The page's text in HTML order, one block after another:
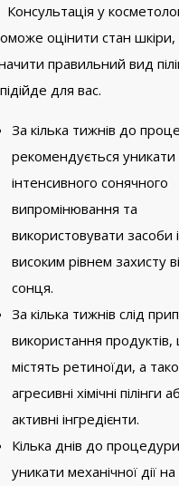
у
оцінити стан шкіри,
правильний вид
для вас.
За кілька тижнів до
рекомендується уникати
інтенсивного сонячного
випромінювання та
використовувати засоби
високим рівнем захисту
сонця.
За кілька тижнів слід
використання
містять ретиноїди, а
агресивні хімічні пілінги
активні інгредієнти.
Кілька днів до процедури
уникати механічної дії на